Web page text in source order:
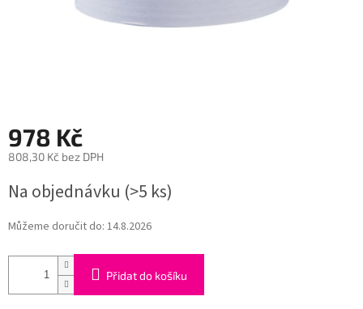
978 Kč
808,30 Kč bez DPH
cena:
Na objednávku (>5 ks)
Můžeme doručit do: 14.8.2026
Přidat do košíku